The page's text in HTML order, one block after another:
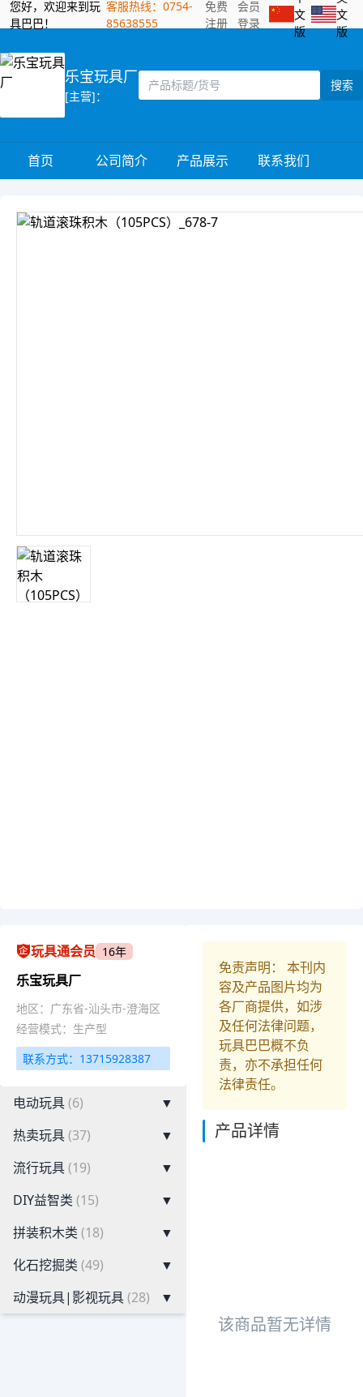
您好，欢迎来到玩
具巴巴！
客服热线：0754-
85638555
免费
注册
会员
登录
文
版
文
版
乐宝玩具厂
[主营]：
搜索
首页 公司简介 产品展示 联系我们
玩具通会员 16年
乐宝玩具厂
地区：广东省-汕头市-澄海区
经营模式：生产型
联系方式：13715928387
电动玩具(6)
▼
热卖玩具(37)
▼
流行玩具(19)
▼
DIY益智类 (15)
▼
拼装积木类 (18)
▼
化石挖掘类 (49)
▼
动漫玩具|影视玩具(28) ▼
免责声明： 本刊内
容及产品图片均为
各厂商提供，如涉
及任何法律问题，
玩具巴巴概不负
责，亦不承担任何
法律责任。
产品详情
该商品暂无详情